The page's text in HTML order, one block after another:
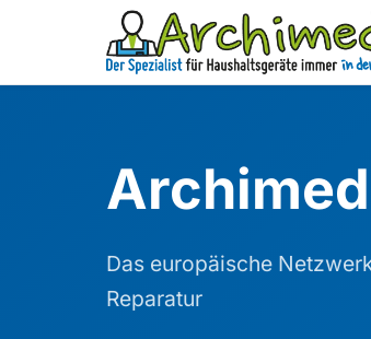
Das europäische
Reparatur